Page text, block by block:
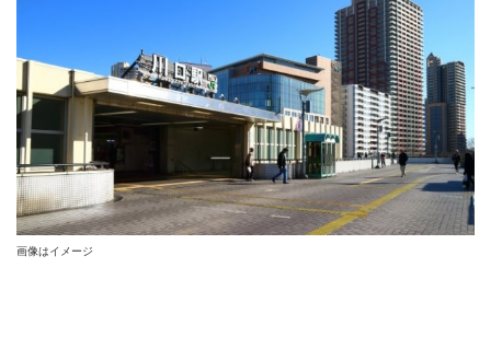
画像はイメージ